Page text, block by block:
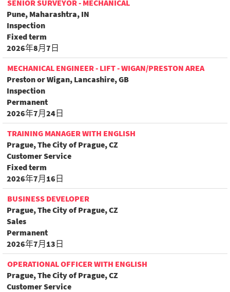
SENIOR SURVEYOR - MECHANICAL
Pune, Maharashtra, IN
Inspection
Fixed term
2026年8月7日
MECHANICAL ENGINEER - LIFT - WIGAN/PRESTON AREA
Preston or Wigan, Lancashire, GB
Inspection
Permanent
2026年7月24日
TRAINING MANAGER WITH ENGLISH
Prague, The City of Prague, CZ
Customer Service
Fixed term
2026年7月16日
BUSINESS DEVELOPER
Prague, The City of Prague, CZ
Sales
Permanent
2026年7月13日
OPERATIONAL OFFICER WITH ENGLISH
Prague, The City of Prague, CZ
Customer Service